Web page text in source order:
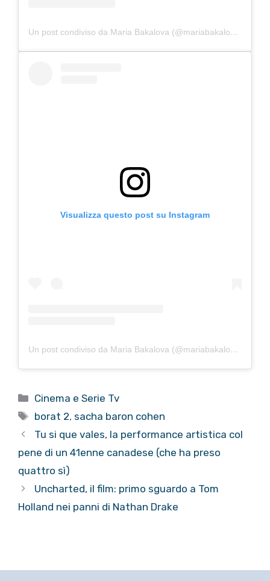
Un post condiviso da Maria Bakalova (@mariabakalovaofficial)
Visualizza questo post su Instagram
Un post condiviso da Maria Bakalova (@mariabakalovaofficial)
Categorie
Cinema e Serie Tv
Tag
borat 2, sacha baron cohen
Tu si que vales, la performance artistica col
pene di un 41enne canadese (che ha preso
quattro sì)
Uncharted, il film: primo sguardo a Tom
Holland nei panni di Nathan Drake